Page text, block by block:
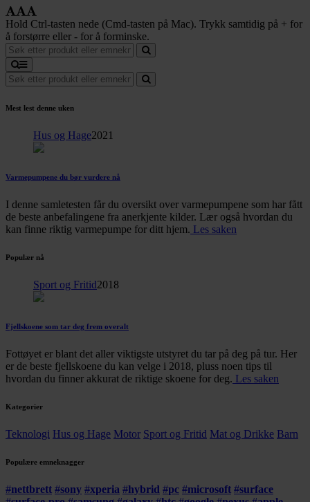
Hold Ctrl-tasten nede (Cmd-tasten på Mac). Trykk samtidig på + for
å forstørre eller - for å forminske.
Mest lest denne uken
Hus og Hage2021
Varmepumpene du bør vurdere nå
I denne samletesten får du oversikt over varmepumpene som har fått
de beste anbefalingene fra anerkjente kilder. Lær også hvordan du
kan finne riktig varmepumpe for ditt hjem. Les saken
Populær nå
Sport og Fritid2018
Fjellskoene som tar deg frem overalt
Fottøyet er blant det aller viktigste utstyret du tar på deg på tur. Her
er de beste fjellskoene du kan velge i 2018, pluss noen tips til
hvordan du finner akkurat de riktige skoene for deg. Les saken
Kategorier
Teknologi Hus og Hage Motor Sport og Fritid Mat og Drikke Barn
Populære emneknagger
#nettbrett #sony #xperia #hybrid #pc #microsoft #surface